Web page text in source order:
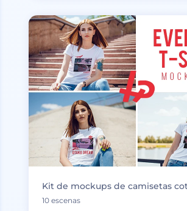
Kit de mockups de camisetas
10 escenas